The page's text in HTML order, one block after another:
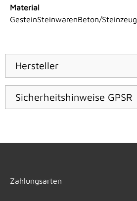
Material
GesteinSteinwarenBeton/Steinzeug
Hersteller
Sicherheitshinweise GPSR
Zahlungsarten